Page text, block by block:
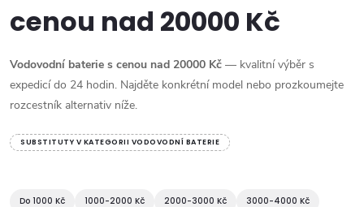
cenou nad 20000 Kč
Vodovodní baterie s cenou nad 20000 Kč — kvalitní výběr s
expedicí do 24 hodin. Najděte konkrétní model nebo prozkoumejte
rozcestník alternativ níže.
SUBSTITUTY V KATEGORII VODOVODNÍ BATERIE
Do 1000 Kč 1000-2000 Kč 2000-3000 Kč
3000-4000 Kč